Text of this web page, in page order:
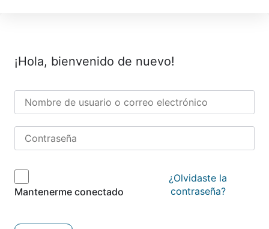
¡Hola, bienvenido de nuevo!
Mantenerme conectado
¿Olvidaste la
contraseña?